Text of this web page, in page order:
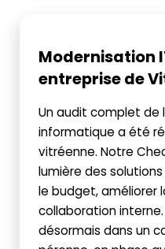
Modernisation
entreprise de
Un audit complet de
informatique a été
vitréenne. Notre
lumière des
le budget, améliorer
collaboration
désormais dans un